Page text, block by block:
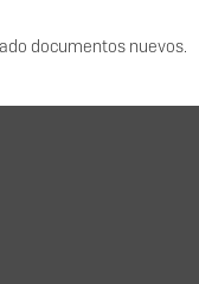
documentos nuevos.